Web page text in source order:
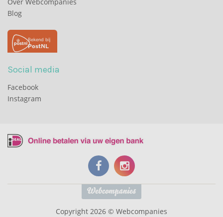
Blog
Social media
Facebook
Instagram
Copyright 2026 © Webcompanies